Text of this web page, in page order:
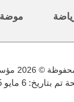
مؤسسة دبي
6 مايو 2025 02:12